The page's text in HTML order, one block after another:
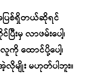
ပြစ်ရှိတယ်ဆိုရင်
းမှ လာဖမ်းပေါ့၊
ထောင်ပို့ပေါ့၊
မျိုး မဟုတ်ပါဘူး။